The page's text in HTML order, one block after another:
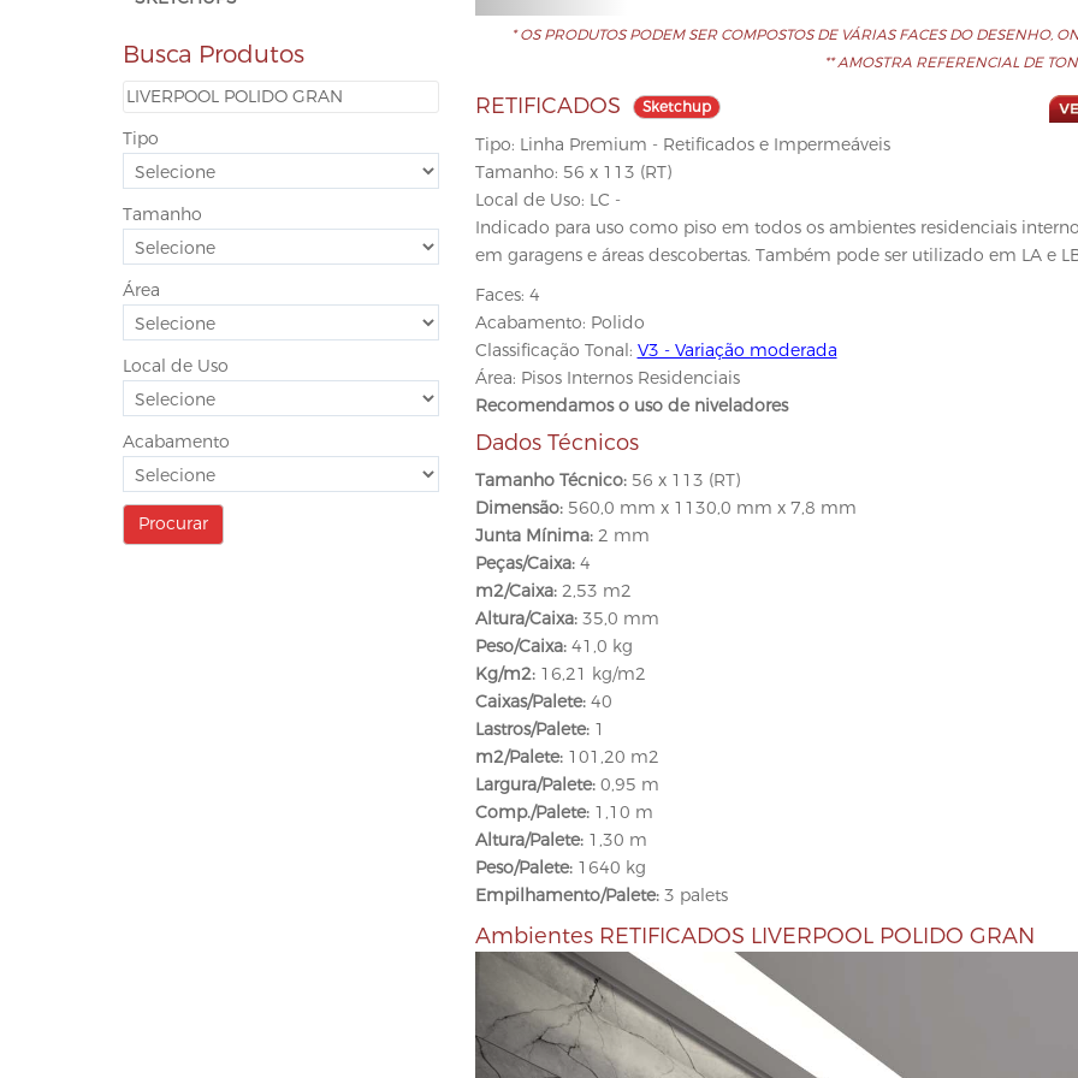
Busca Produtos
Tipo
Tamanho
Área
Local de Uso
Acabamento
* OS PRODUTOS PODEM SER COMPOSTOS DE VÁRIAS FACES DO DESENHO,
** AMOSTRA REFERENCIAL DE
RETIFICADOS Sketchup
Tipo: Linha Premium - Retificados e Impermeáveis
Tamanho: 56 x 113 (RT)
Local de Uso: LC -
Indicado para uso como piso em todos os ambientes residenciais
em garagens e áreas descobertas. Também pode ser utilizado em LA e
Faces: 4
Acabamento: Polido
Classificação Tonal: V3 - Variação moderada
Área: Pisos Internos Residenciais
Recomendamos o uso de niveladores
Dados Técnicos
Tamanho Técnico:56 x 113 (RT)
Dimensão:560,0 mm x 1130,0 mm x 7,8 mm
Junta Mínima:2 mm
Peças/Caixa:4
m2/Caixa:2,53 m2
Altura/Caixa:35,0 mm
Peso/Caixa:41,0 kg
Kg/m2:16,21 kg/m2
Caixas/Palete:40
Lastros/Palete:1
m2/Palete:101,20 m2
Largura/Palete:0,95 m
Comp./Palete:1,10 m
Altura/Palete:1,30 m
Peso/Palete:1640 kg
Empilhamento/Palete:3 palets
Ambientes RETIFICADOS LIVERPOOL POLIDO GRAN
P
r
e